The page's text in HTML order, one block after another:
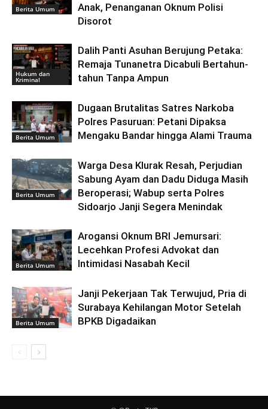
Berita Umum
Anak, Penanganan Oknum Polisi
Disorot
Hukum dan
Kriminal
Dalih Panti Asuhan Berujung Petaka:
Remaja Tunanetra Dicabuli Bertahun-
tahun Tanpa Ampun
Berita Umum
Dugaan Brutalitas Satres Narkoba
Polres Pasuruan: Petani Dipaksa
Mengaku Bandar hingga Alami Trauma
Berita Umum
Warga Desa Klurak Resah, Perjudian
Sabung Ayam dan Dadu Diduga Masih
Beroperasi; Wabup serta Polres
Sidoarjo Janji Segera Menindak
Berita Umum
Arogansi Oknum BRI Jemursari:
Lecehkan Profesi Advokat dan
Intimidasi Nasabah Kecil
Berita Umum
Janji Pekerjaan Tak Terwujud, Pria di
Surabaya Kehilangan Motor Setelah
BPKB Digadaikan